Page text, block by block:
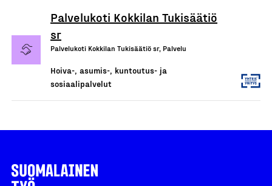
Palvelukoti Kokkilan Tukisäätiö
sr
Palvelukoti Kokkilan Tukisäätiö sr, Palvelu
Hoiva-, asumis-, kuntoutus- ja
sosiaalipalvelut